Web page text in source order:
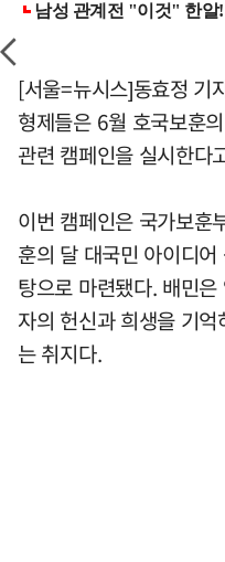
[서울=뉴시스]동효정 기
형제들은 6월 호국보훈
관련 캠페인을 실시한다
이번 캠페인은 국가보
훈의 달 대국민 아이디
탕으로 마련됐다. 배민
자의 헌신과 희생을 기
는 취지다.